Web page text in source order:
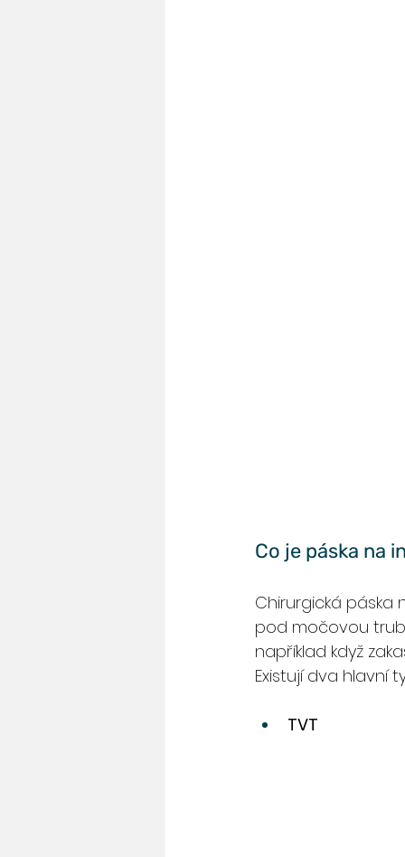
Co je páska na
Chirurgická páska
pod močovou
například když
Existují dva hlavní
TVT